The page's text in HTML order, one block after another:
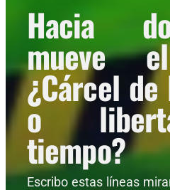
Hacia
mueve
¿Cárcel
o
tiempo?
Escribo estas líneas